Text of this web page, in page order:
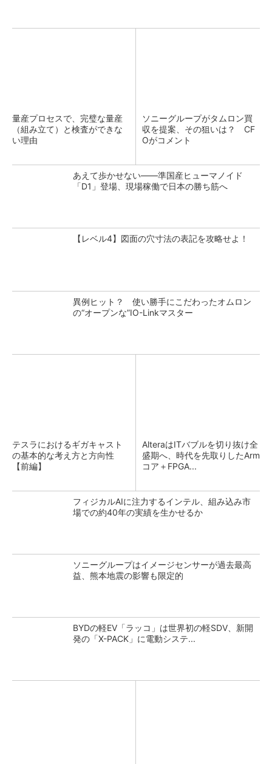
量産プロセスで、完璧な量産
（組み立て）と検査ができな
い理由
ソニーグループがタムロン買
収を提案、その狙いは？ CF
Oがコメント
あえて歩かせない――準国産ヒューマノイド
「D1」登場、現場稼働で日本の勝ち筋へ
【レベル4】図面の穴寸法の表記を攻略せよ！
異例ヒット？ 使い勝手にこだわったオムロン
の“オープンな”IO-Linkマスター
テスラにおけるギガキャスト
の基本的な考え方と方向性
【前編】
AlteraはITバブルを切り抜け全
盛期へ、時代を先取りしたArm
コア＋FPGA...
フィジカルAIに注力するインテル、組み込み市
場での約40年の実績を生かせるか
ソニーグループはイメージセンサーが過去最高
益、熊本地震の影響も限定的
BYDの軽EV「ラッコ」は世界初の軽SDV、新開
発の「X-PACK」に電動システ...